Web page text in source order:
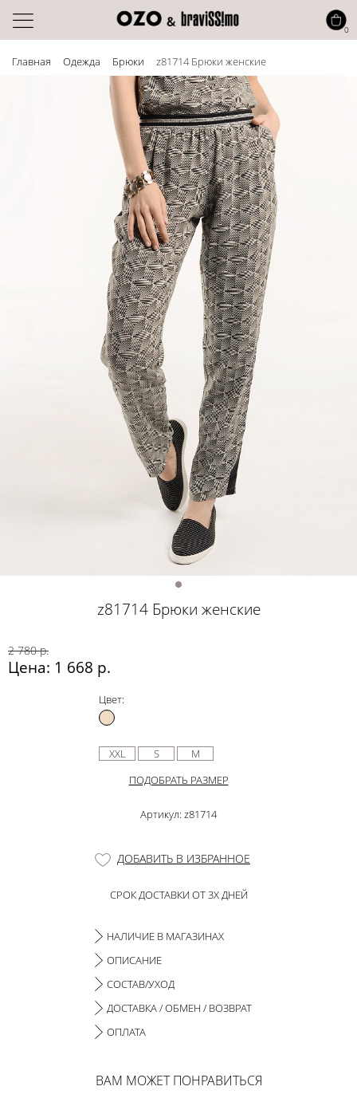
Главная Одежда Брюки z81714 Брюки женские
z81714 Брюки женские
2 780 р.
Цена: 1 668 р.
Цвет:
XXL S
M
ПОДОБРАТЬ РАЗМЕР
Артикул: z81714
ДОБАВИТЬ В ИЗБРАННОЕ
СРОК ДОСТАВКИ ОТ 3Х ДНЕЙ
НАЛИЧИЕ В МАГАЗИНАХ
ОПИСАНИЕ
СОСТАВ/УХОД
ДОСТАВКА / ОБМЕН / ВОЗВРАТ
ОПЛАТА
ВАМ МОЖЕТ ПОНРАВИТЬСЯ
0